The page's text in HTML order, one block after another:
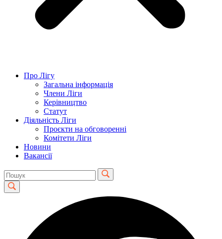
Про Лігу
Загальна інформація
Члени Ліги
Керівництво
Статут
Діяльність Ліги
Проєкти на обговоренні
Комітети Ліги
Новини
Вакансії